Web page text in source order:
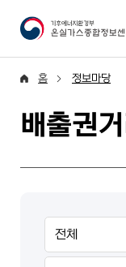
홈 정보마당
배출권